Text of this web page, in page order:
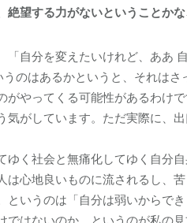
望する力がないということかな
自分を変えたいけれど、ああ
のはあるかというと、それは
やってくる可能性があるわけ
がしています。ただ実際に、
く社会と無痛化してゆく自分
心地良いものに流されるし、
いうのは「自分は弱いからで
はないのか、というのが私の見